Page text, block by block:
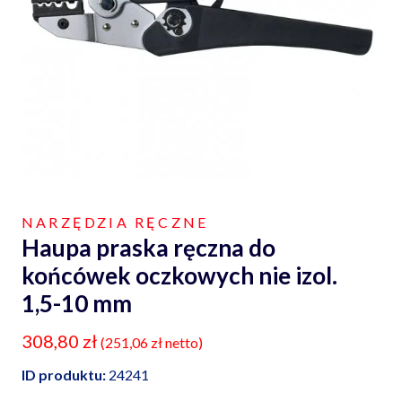
NARZĘDZIA RĘCZNE
Haupa praska ręczna do
końcówek oczkowych nie izol.
1,5-10 mm
308,80 zł (251,06 złnetto)
ID produktu: 24241